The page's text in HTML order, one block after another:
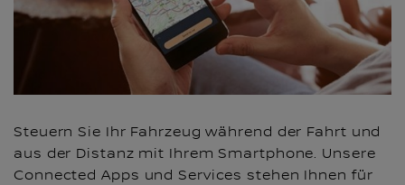
Steuern Sie Ihr Fahrzeug während der Fahrt und
aus der Distanz mit Ihrem Smartphone. Unsere
Connected Apps und Services stehen Ihnen für